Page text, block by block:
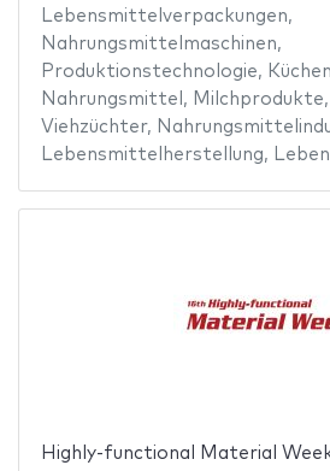
Lebensmittelverpackungen,
Nahrungsmittelmaschinen,
Produktionstechnologie,
Nahrungsmittel , Milchprodukte,
Viehzüchter,
Lebensmittelherstellung,
Highly-functional Material